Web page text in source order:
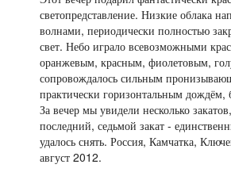
Чаша
светопредставление. Низкие облака
волнами, периодически полностью
свет. Небо играло всевозможными
оранжевым, красным, фиолетовым,
сопровождалось сильным
практически горизонтальным
За вечер мы увидели несколько
последний, седьмой закат -
удалось снять. Россия, Камчатка,
август 2012.